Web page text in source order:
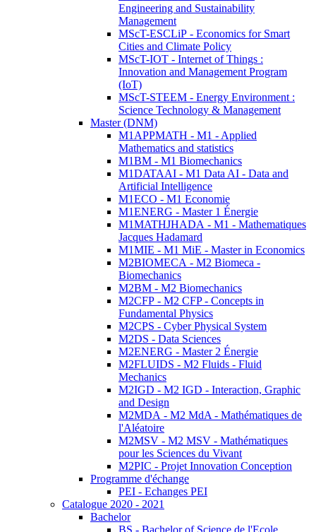
Engineering and Sustainability
Management
MScT-ESCLiP - Economics for Smart
Cities and Climate Policy
MScT-IOT - Internet of Things :
Innovation and Management Program
(IoT)
MScT-STEEM - Energy Environment :
Science Technology & Management
Master (DNM)
M1APPMATH - M1 - Applied
Mathematics and statistics
M1BM - M1 Biomechanics
M1DATAAI - M1 Data AI - Data and
Artificial Intelligence
M1ECO - M1 Economie
M1ENERG - Master 1 Énergie
M1MATHJHADA - M1 - Mathematiques
Jacques Hadamard
M1MIE - M1 MiE - Master in Economics
M2BIOMECA - M2 Biomeca -
Biomechanics
M2BM - M2 Biomechanics
M2CFP - M2 CFP - Concepts in
Fundamental Physics
M2CPS - Cyber Physical System
M2DS - Data Sciences
M2ENERG - Master 2 Énergie
M2FLUIDS - M2 Fluids - Fluid
Mechanics
M2IGD - M2 IGD - Interaction, Graphic
and Design
M2MDA - M2 MdA - Mathématiques de
l'Aléatoire
M2MSV - M2 MSV - Mathématiques
pour les Sciences du Vivant
M2PIC - Projet Innovation Conception
Programme d'échange
PEI - Echanges PEI
Catalogue 2020 - 2021
Bachelor
BS - Bachelor of Science de l'Ecole